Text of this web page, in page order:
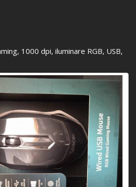
1000 dpi, iluminare RGB, USB,